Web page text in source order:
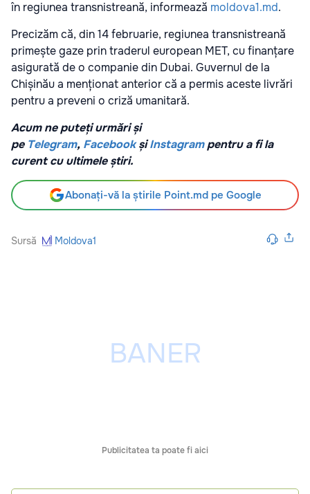
în regiunea transnistreană, informează moldova1.md.
Precizăm că, din 14 februarie, regiunea transnistreană
primește gaze prin traderul european MET, cu finanțare
asigurată de o companie din Dubai. Guvernul de la
Chișinău a menționat anterior că a permis aceste livrări
pentru a preveni o criză umanitară.
Acum ne puteți urmări și
pe Telegram, FacebookșiInstagrampentru a fi la
curent cu ultimele știri.
Abonați-vă la știrile Point.md pe Google
Sursă Moldova1
Publicitatea ta poate fi aici